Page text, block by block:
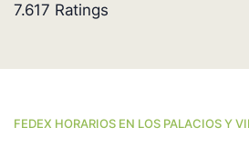
7.617 Ratings
FEDEX HORARIOS EN LOS PALACIOS Y